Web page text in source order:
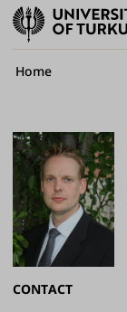
University
of
Turku
Breadcrumb
Home
CONTACT